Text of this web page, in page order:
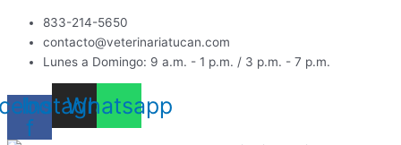
contenido
833-214-5650
contacto@veterinariatucan.com
Lunes a Domingo: 9 a.m. - 1 p.m. / 3 p.m. - 7 p.m.
f
Instagram
Whatsapp